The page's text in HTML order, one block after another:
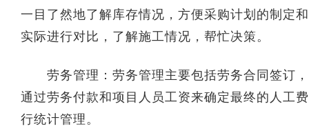
一目了然地了解库存情况，方便采购计划的制定
实际进行对比，了解施工情况，帮忙决策。
劳务管理：劳务管理主要包括劳务合同签订，
通过劳务付款和项目人员工资来确定最终的人工
行统计管理。